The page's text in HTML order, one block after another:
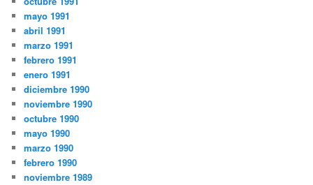
mayo 1991
abril 1991
marzo 1991
febrero 1991
enero 1991
diciembre 1990
noviembre 1990
octubre 1990
mayo 1990
marzo 1990
febrero 1990
noviembre 1989